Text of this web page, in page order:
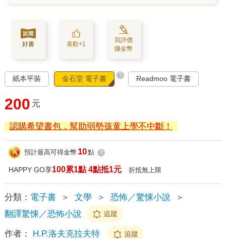
好書 喜歡+1
寫評價
賺金幣
紙本平裝 金石堂 電子書 ? Readmoo 電子書
200 元
認購希望書包，幫助弱勢孩童上學不中斷！
預計最高可得金幣 10點 ?
HAPPY GO享100累1點 4點抵1元 折抵無上限
分類： 電子書 ＞ 文學 ＞ 恐怖／驚悚小說
＞
翻譯驚悚／恐怖小說
追蹤
作者： H.P.洛夫克拉夫特 追蹤